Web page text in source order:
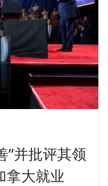
”并批评其领
拿大就业